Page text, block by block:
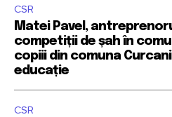
CSR
Matei Pavel,
competiții de șah în
copiii din comuna
educație
CSR